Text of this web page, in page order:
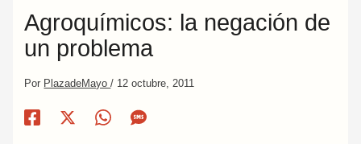
Agroquímicos: la negación de
un problema
Por PlazadeMayo/ 12 octubre, 2011